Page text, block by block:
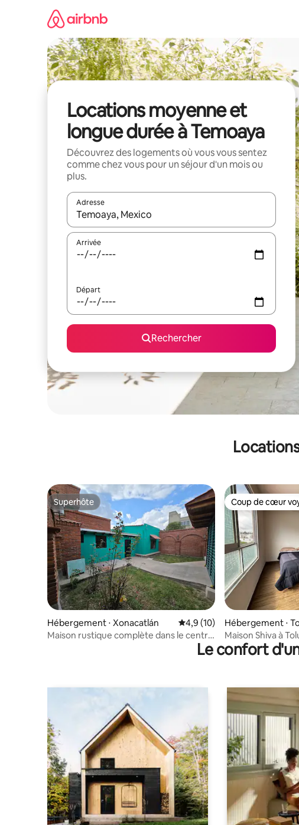
Locations moyenne et
longue durée à Temoaya
Découvrez des logements où vous vous sentez
comme chez vous pour un séjour d'un mois ou
plus.
Adresse
Lorsque les résultats s'affichent, utilisez les flèches vers
Arrivée
Départ
Rechercher
Superhôte
Superhôte
Hébergement ⋅ Xonacatlán Évaluation moyenne sur la
4,9 (10)
Maison rustique complète dans le centre
Coup de cœur
Coup de cœur
Hébergement ⋅
Maison Shiva à
Le confort